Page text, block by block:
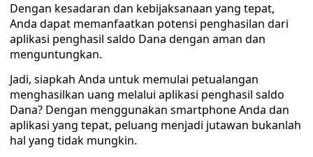
Dengan kesadaran dan kebijaksanaan yang tepat,
Anda dapat memanfaatkan potensi penghasilan dari
aplikasi penghasil saldo Dana dengan aman dan
menguntungkan.
Jadi, siapkah Anda untuk memulai petualangan
menghasilkan uang melalui aplikasi penghasil saldo
Dana? Dengan menggunakan smartphone Anda dan
aplikasi yang tepat, peluang menjadi jutawan bukanlah
hal yang tidak mungkin.